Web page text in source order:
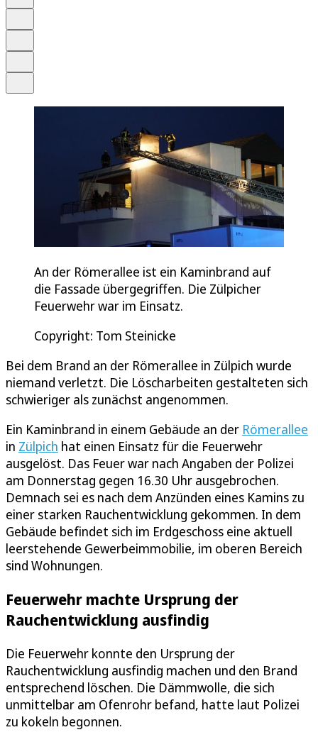
An der Römerallee ist ein Kaminbrand auf
die Fassade übergegriffen. Die Zülpicher
Feuerwehr war im Einsatz.
Copyright: Tom Steinicke
Bei dem Brand an der Römerallee in Zülpich wurde
niemand verletzt. Die Löscharbeiten gestalteten sich
schwieriger als zunächst angenommen.
Ein Kaminbrand in einem Gebäude an der Römerallee
in Zülpich hat einen Einsatz für die Feuerwehr
ausgelöst. Das Feuer war nach Angaben der Polizei
am Donnerstag gegen 16.30 Uhr ausgebrochen.
Demnach sei es nach dem Anzünden eines Kamins zu
einer starken Rauchentwicklung gekommen. In dem
Gebäude befindet sich im Erdgeschoss eine aktuell
leerstehende Gewerbeimmobilie, im oberen Bereich
sind Wohnungen.
Feuerwehr machte Ursprung der
Rauchentwicklung ausfindig
Die Feuerwehr konnte den Ursprung der
Rauchentwicklung ausfindig machen und den Brand
entsprechend löschen. Die Dämmwolle, die sich
unmittelbar am Ofenrohr befand, hatte laut Polizei
zu kokeln begonnen.